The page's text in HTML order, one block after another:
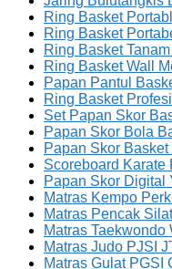
Ring Basket
Ring Basket
Ring Basket
Ring Basket Wall
Papan Pantul
Ring Basket
Set Papan Skor
Papan Skor Bola
Papan Skor
Scoreboard Karate
Papan Skor Digital
Matras Kempo
Matras Pencak
Matras Taekwondo
Matras Judo PJSI
Matras Gulat PGSI